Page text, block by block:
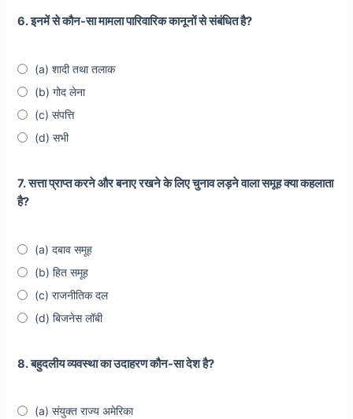
6. इनमें से कौन-सा मामला पारिवारिक कानूनों से संबंधित है?
(a) शादी तथा तलाक
(b) गोद लेना
(c) संपत्ति
(d) सभी
7. सत्ता प्राप्त करने और बनाए रखने के लिए चुनाव लड़ने वाला समूह क्या कहलाता
है?
(a) दबाव समूह
(b) हित समूह
(c) राजनीतिक दल
(d) बिजनेस लॉबी
8. बहुदलीय व्यवस्था का उदाहरण कौन-सा देश है?
(a) संयुक्त राज्य अमेरिका